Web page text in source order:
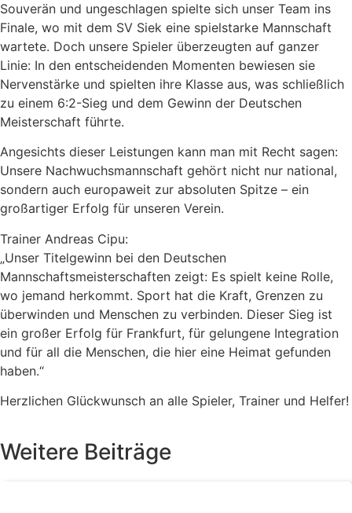
Souverän und ungeschlagen spielte sich unser Team ins
Finale, wo mit dem SV Siek eine spielstarke Mannschaft
wartete. Doch unsere Spieler überzeugten auf ganzer
Linie: In den entscheidenden Momenten bewiesen sie
Nervenstärke und spielten ihre Klasse aus, was schließlich
zu einem 6:2-Sieg und dem Gewinn der Deutschen
Meisterschaft führte.
Angesichts dieser Leistungen kann man mit Recht sagen:
Unsere Nachwuchsmannschaft gehört nicht nur national,
sondern auch europaweit zur absoluten Spitze – ein
großartiger Erfolg für unseren Verein.
Trainer Andreas Cipu:
„Unser Titelgewinn bei den Deutschen
Mannschaftsmeisterschaften zeigt: Es spielt keine Rolle,
wo jemand herkommt. Sport hat die Kraft, Grenzen zu
überwinden und Menschen zu verbinden. Dieser Sieg ist
ein großer Erfolg für Frankfurt, für gelungene Integration
und für all die Menschen, die hier eine Heimat gefunden
haben.“
Herzlichen Glückwunsch an alle Spieler, Trainer und Helfer!
Weitere Beiträge